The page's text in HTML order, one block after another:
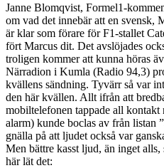
Janne Blomqvist, Formel1-
om vad det innebär att en svensk,
är klar som förare för F1-stallet
fört Marcus dit. Det avslöjades
troligen kommer att kunna höras
Närradion i Kumla (Radio 94,3)
kvällens sändning. Tyvärr så var
den här kvällen. Allt ifrån att
mobiltelefonen tappade all
alarm) kunde boclas av från listan
gnälla på att ljudet också var
Men bättre kasst ljud, än inget
här lät det: